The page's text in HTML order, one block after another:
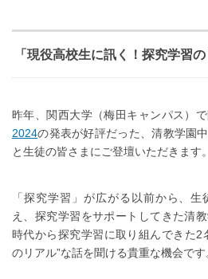
「現役高校生に訊く！探究学習
昨年、関西大学（梅田キャンパス）
2024の発表が好評だった、清教学園
と生徒の皆さまにご登壇いただきます。
「探究学習」が広がる以前から、
え、探究学習をサポートしてきた清
時代から探究学習に取り組んできた2
のリアル”な話を聞ける貴重な機会です